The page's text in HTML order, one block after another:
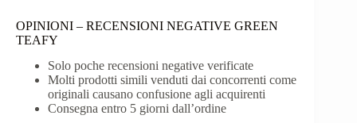
OPINIONI – RECENSIONI NEGATIVE GREEN
TEAFY
Solo poche recensioni negative verificate
Molti prodotti simili venduti dai concorrenti come
originali causano confusione agli acquirenti
Consegna entro 5 giorni dall’ordine